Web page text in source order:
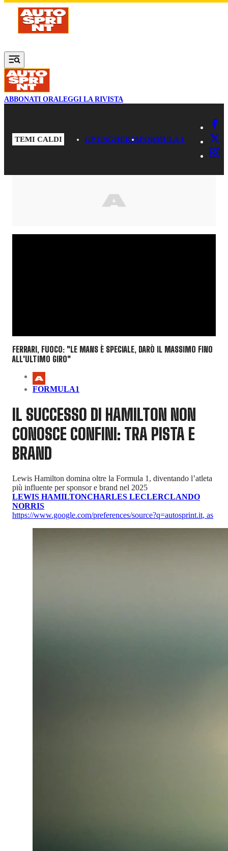
Vai al contenuto principale
ABBONATI ORALEGGI LA RIVISTA
TEMI CALDI GP UNGHERIAFORMULA 1
FERRARI, FUOCO: "LE MANS È SPECIALE, DARÒ IL MASSIMO FINO
ALL'ULTIMO GIRO"
FORMULA1
IL SUCCESSO DI HAMILTON NON
CONOSCE CONFINI: TRA PISTA E
BRAND
Lewis Hamilton domina oltre la Formula 1, diventando l’atleta
più influente per sponsor e brand nel 2025
LEWIS HAMILTONCHARLES LECLERCLANDO
NORRIS
https://www.google.com/preferences/source?q=autosprint.it, as